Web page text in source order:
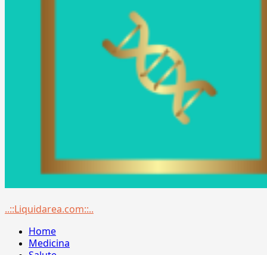
Menu
..::Liquidarea.com::..
Home
Medicina